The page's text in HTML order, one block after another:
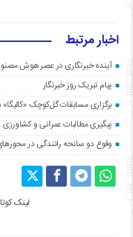
اخبار مرتبط
آینده خبرنگاری در عصر هوش
پیام تبریک روز خبرنگار
برگزاری مسابقات گل‌کوچک
پیگیری مطالبات عمرانی و کشاورزی
وقوع دو سانحه رانندگی در محورهای دامغان و
لینک